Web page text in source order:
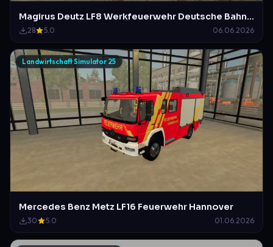
Magirus Deutz LF8 Werkfeuerwehr Deutsche Bahn Hannover (a.d)
28 5.0 06.06.2026
Landwirtschaft Simulator 25
Mercedes Benz Metz LF16 Feuerwehr Hannover
30 5.0 01.06.2026